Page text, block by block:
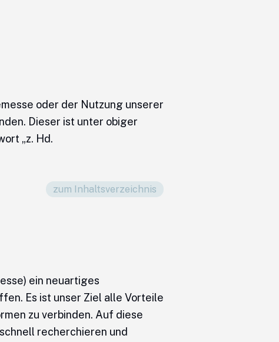
oder der Nutzung unserer
Dieser ist unter obiger
„z. Hd.
zum Inhaltsverzeichnis
ein neuartiges
Es ist unser Ziel alle Vorteile
zu verbinden. Auf diese
recherchieren und